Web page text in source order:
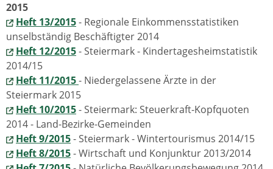
2015
Heft 13/2015- Regionale Einkommensstatistiken
unselbständig Beschäftigter 2014
Heft 12/2015- Steiermark - Kindertagesheimstatistik
2014/15
Heft 11/2015- Niedergelassene Ärzte in der
Steiermark 2015
Heft 10/2015- Steiermark: Steuerkraft-Kopfquoten
2014 - Land-Bezirke-Gemeinden
Heft 9/2015- Steiermark - Wintertourismus 2014/15
Heft 8/2015- Wirtschaft und Konjunktur 2013/2014